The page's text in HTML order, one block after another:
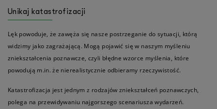
Unikaj katastrofizacji
Lęk powoduje, że zawęża się nasze postrzeganie do sytuacji, którą
widzimy jako zagrażającą. Mogą pojawić się w naszym myśleniu
zniekształcenia poznawcze, czyli błędne wzorce myślenia, które
powodują m.in. że nierealistycznie odbieramy rzeczywistość.
Katastrofizacja jest jednym z rodzajów zniekształceń poznawczych,
polega na przewidywaniu najgorszego scenariusza wydarzeń.